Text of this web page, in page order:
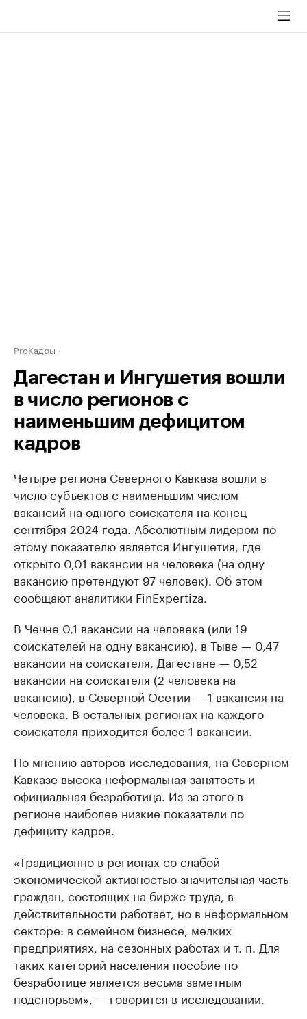
ProКадры
Дагестан и Ингушетия вошли
в число регионов с
наименьшим дефицитом
кадров
Четыре региона Северного Кавказа вошли в
число субъектов с наименьшим числом
вакансий на одного соискателя на конец
сентября 2024 года. Абсолютным лидером по
этому показателю является Ингушетия, где
открыто 0,01 вакансии на человека (на одну
вакансию претендуют 97 человек). Об этом
сообщают аналитики FinExpertiza.
В Чечне 0,1 вакансии на человека (или 19
соискателей на одну вакансию), в Тыве — 0,47
вакансии на соискателя, Дагестане — 0,52
вакансии на соискателя (2 человека на
вакансию), в Северной Осетии — 1 вакансия на
человека. В остальных регионах на каждого
соискателя приходится более 1 вакансии.
По мнению авторов исследования, на Северном
Кавказе высока неформальная занятость и
официальная безработица. Из-за этого в
регионе наиболее низкие показатели по
дефициту кадров.
«Традиционно в регионах со слабой
экономической активностью значительная часть
граждан, состоящих на бирже труда, в
действительности работает, но в неформальном
секторе: в семейном бизнесе, мелких
предприятиях, на сезонных работах и т. п. Для
таких категорий населения пособие по
безработице является весьма заметным
подспорьем», — говорится в исследовании.